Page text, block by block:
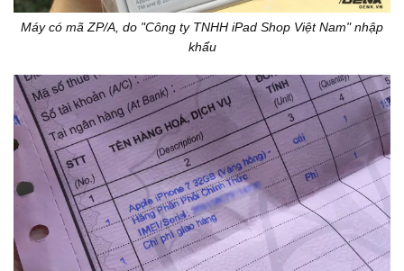
Máy có mã ZP/A, do "Công ty TNHH iPad Shop Việt Nam" nhập
khẩu